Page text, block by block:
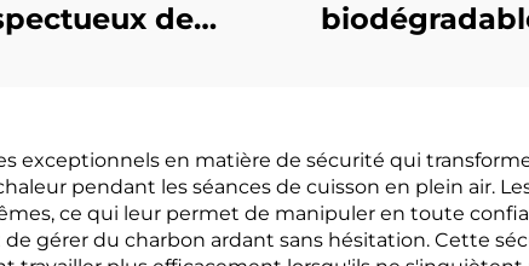
de
amidon de
maïs
maïs
exceptionnels en matière de sécurité qui
pendant les séances de cuisson en plein air.
ce qui leur permet de manipuler en toute
gérer du charbon ardant sans hésitation. Cette